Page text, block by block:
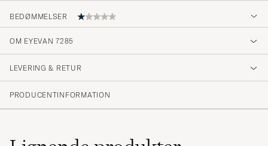
BEDØMMELSER
Very disappointed. The glasses arrived bent,
with badly deformed nose pads. I had to go
straight to an optician to fix them before I
could even wear them. Absolutely
unacceptable at this price point.
OM EYEVAN 7285
LEVERING & RETUR
PRODUCENTINFORMATION